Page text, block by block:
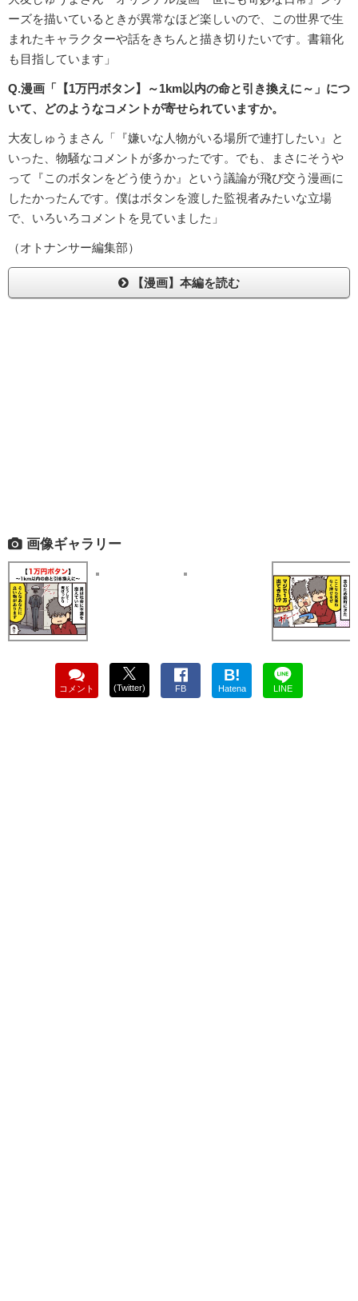
ーズを描いているときが異常なほど楽しいので、この世界で生
まれたキャラクターや話をきちんと描き切りたいです。書籍化
も目指しています」
Q.漫画「【1万円ボタン】～1km以内の命と引き換えに～」につ
いて、どのようなコメントが寄せられていますか。
大友しゅうまさん「『嫌いな人物がいる場所で連打したい』と
いった、物騒なコメントが多かったです。でも、まさにそうや
って『このボタンをどう使うか』という議論が飛び交う漫画に
したかったんです。僕はボタンを渡した監視者みたいな立場
で、いろいろコメントを見ていました」
（オトナンサー編集部）
【漫画】本編を読む
画像ギャラリー
コメント (Twitter) FB
B!
Hatena LINE